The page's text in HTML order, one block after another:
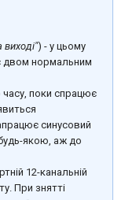
виході") - у цьому
двом нормальним
часу, поки спрацює
синусовий
якою, аж до
12-канальній
При знятті